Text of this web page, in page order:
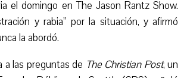
el domingo en The Jason Rantz Show.
y rabia” por la situación, y afirmó
la abordó.
a las preguntas de The Christian Post, un